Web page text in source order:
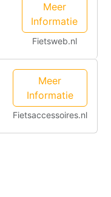
Meer
Informatie
Fietsweb.nl
Meer
Informatie
Fietsaccessoires.nl